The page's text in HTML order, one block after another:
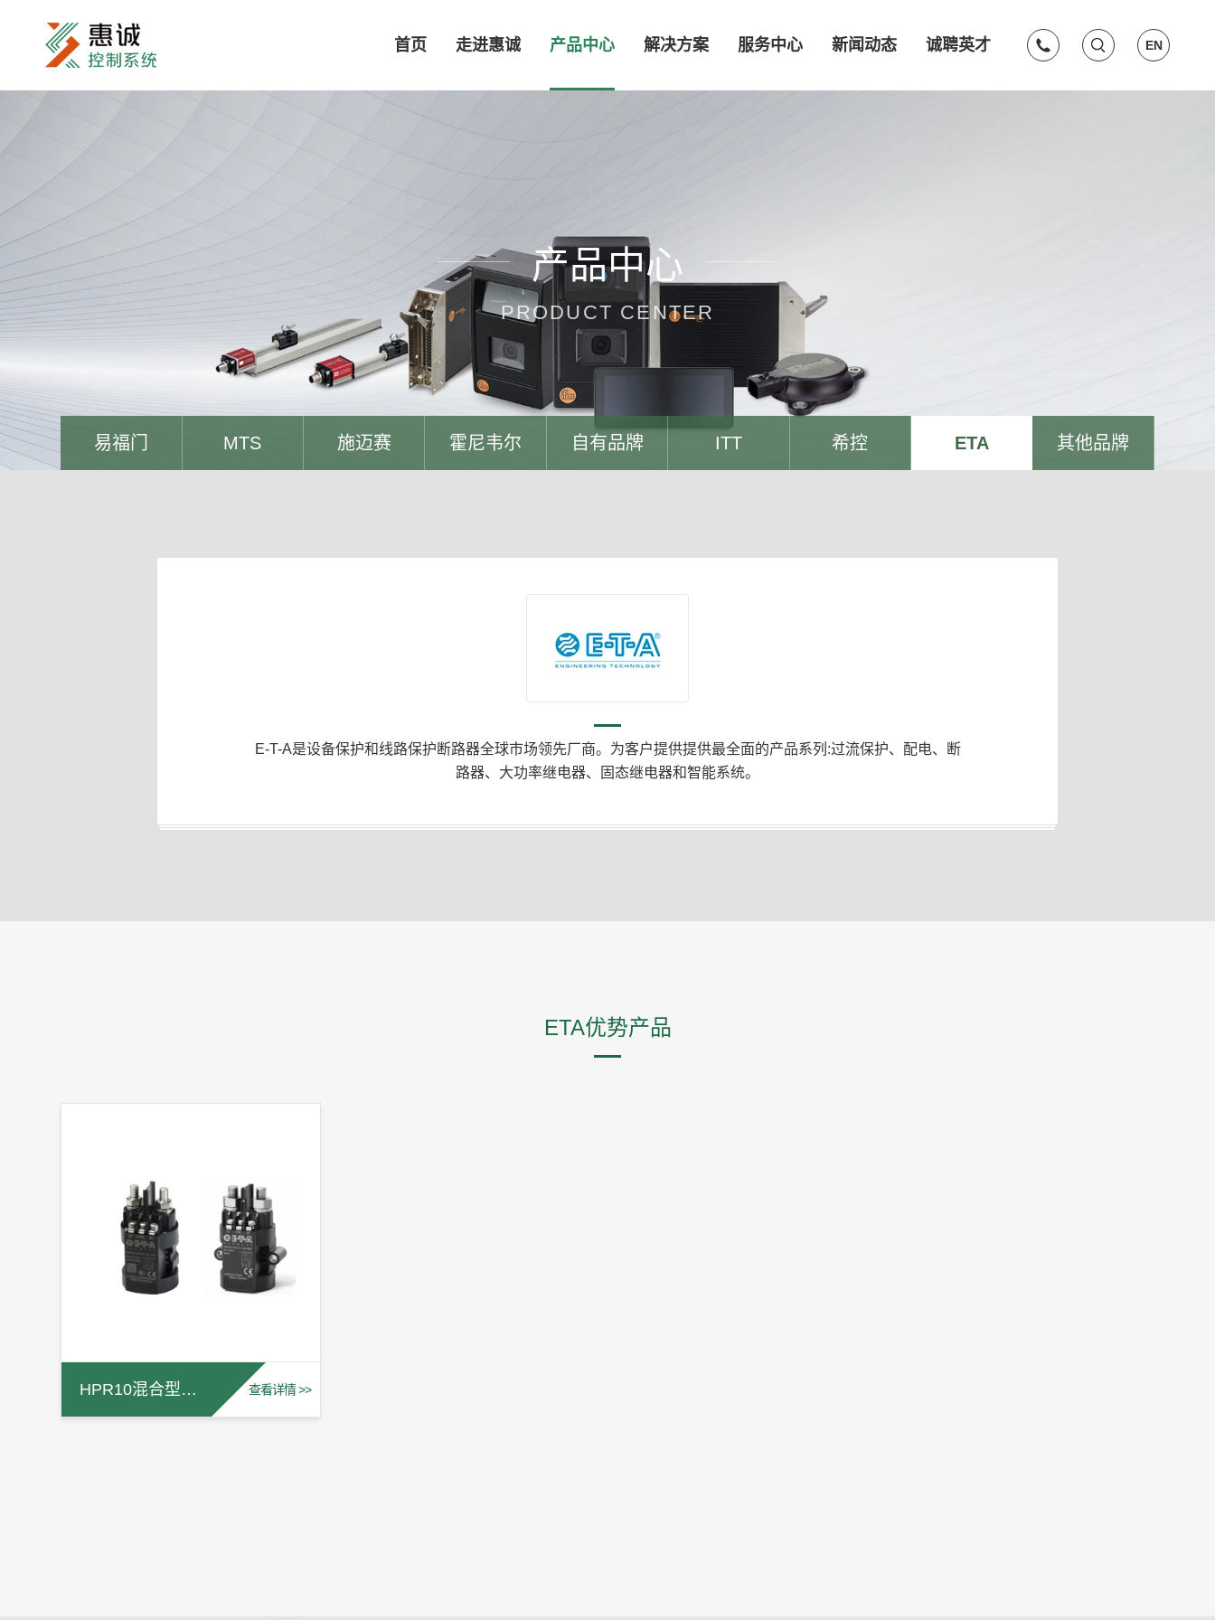
首页 走进惠诚 产品中心 解决方案 服务中心 新闻动态 诚聘英才 EN
产品中心
PRODUCT CENTER
易福门 MTS 施迈赛 霍尼韦尔 自有品牌 ITT 希控 ETA 其他品牌
E-T-A是设备保护和线路保护断路器全球市场领先厂商。为客户提供提供最全面的产品系列:过流保护、配电、断
路器、大功率继电器、固态继电器和智能系统。
ETA优势产品
HPR10混合型大功率继电器 查看详情 >>